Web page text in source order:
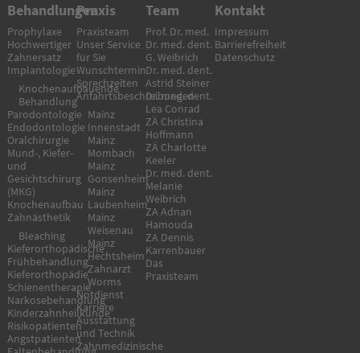
Behandlungen
Prophylaxe
Hochwertiger
Zahnersatz
Implantologie
Knochenaufbauende
Behandlung
Parodontologie
Endodontologie
Oralchirurgie
Mund-, Kiefer-
und
Gesichtschirurg
(MKG)
Knochenaufbau
Zahnästhetik
Bleaching
Kieferorthopädische
Frühbehandlung
Kieferorthopädie
Schienentherapie
Narkosebehandlung
Kinderzahnheilkunde
Risikopatienten
Angstpatienten
Praxis
Praxisteam
Unser Service
für Sie
Wunschtermin
Sprechzeiten
Anfahrtsbeschreibungen
Mainz
Innenstadt
Mainz
Mombach
Mainz
Gonsenheim
Mainz
Laubenheim
Mainz
Weisenau
Mainz
Hechtsheim
Zahnarzt
Worms
Notdienst
Karriere
Ausstattung
und Technik
Zahnmedizinische
Team
Prof. Dr. med.
Dr. med. dent.
G. Weibrich
Dr. med. dent.
Astrid Steiner
Dr. med. dent.
Lea Conrad
ZÄ Christina
Hoffmann
ZÄ Charlotte
Keeler
Dr. med. dent.
Melanie
Weibrich
ZA Adnan
Hamouda
ZA Dennis
Karrenbauer
Das
Praxisteam
Kontakt
Impressum
Barrierefreiheit
Datenschutz